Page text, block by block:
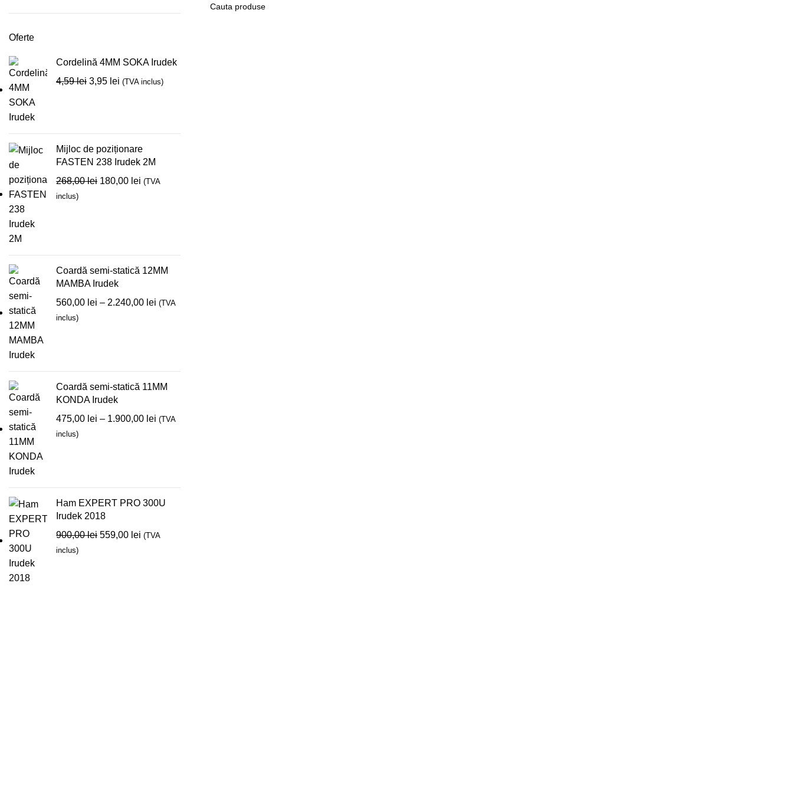
Oferte
Cordelină 4MM SOKA Irudek
4,59lei 3,95 lei (TVA inclus)
Mijloc de poziționare
FASTEN 238 Irudek 2M
268,00lei 180,00 lei (TVA
inclus)
Coardă semi-statică 12MM
MAMBA Irudek
560,00 lei – 2.240,00 lei (TVA
inclus)
Coardă semi-statică 11MM
KONDA Irudek
475,00 lei – 1.900,00 lei (TVA
inclus)
Ham EXPERT PRO 300U
Irudek 2018
900,00lei 559,00 lei (TVA
inclus)